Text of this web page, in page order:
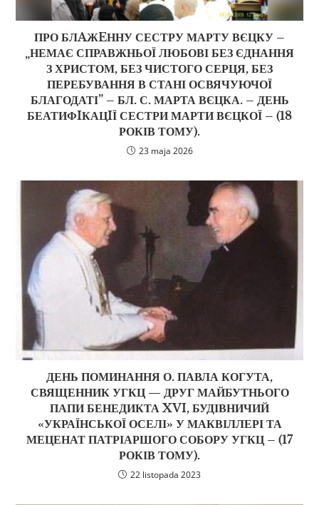
ПРО БЛAЖEННУ СЕСТРУ МАРТУ ВЄЦКУ –
„НЕМАЄ СПРАВЖНЬОЇ ЛЮБОВІ БЕЗ ЄДНАННЯ
З ХРИСТОМ, БЕЗ ЧИСТОГО СЕРЦЯ, БЕЗ
ПЕРЕБУВАННЯ В СТАНІ ОСВЯЧУЮЧОЇ
БЛАГОДАТІ” – БЛ. С. МАРТА ВЄЦКА. – ДЕНЬ
БЕАТИФIКАЦIЇ СЕСТРИ МАРТИ ВЄЦКОЇ – (18
РОКІВ ТОМУ).
23 maja 2026
ДЕНЬ ПОМИНАННЯ О. ПАВЛА КОГУТА,
СВЯЩЕННИК УГКЦ — ДРУГ МАЙБУТНЬОГО
ПАПИ БЕНЕДИКТА XVI, БУДІВНИЧИЙ
«УКРАЇНСЬКОЇ ОСЕЛІ» У МАКВІЛЛЕРІ ТА
МЕЦЕНАТ ПАТРІАРШОГО СОБОРУ УГКЦ – (17
РОКІВ ТОМУ).
22 listopada 2023